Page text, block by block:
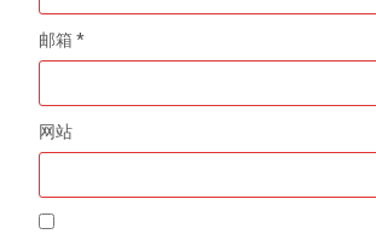
邮箱*
网站